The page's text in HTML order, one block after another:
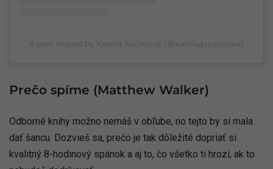
Prečo spíme (Matthew Walker)
Odborné knihy možno nemáš v obľube, no tejto by si mala
dať šancu. Dozvieš sa, prečo je tak dôležité dopriať si
kvalitný 8-hodinový spánok a aj to, čo všetko ti hrozí, ak to